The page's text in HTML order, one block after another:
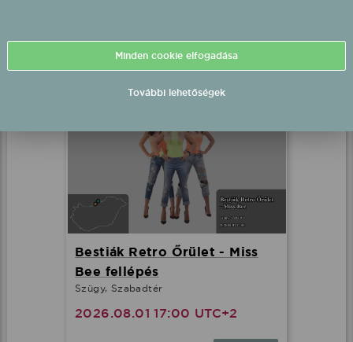
Részletek
Bestiák Retro Őrület - Miss
Bee fellépés
Szügy, Szabadtér
2026.08.01 17:00 UTC+2
Minden cookie elfogadása
További lehetőségek